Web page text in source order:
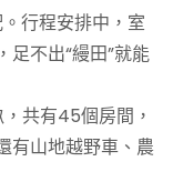
行程安排中，室
足不出“縵田”就能
共有45個房間，
有山地越野車、農